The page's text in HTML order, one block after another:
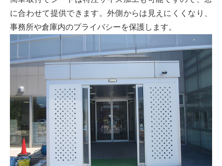
に合わせて提供できます。外側からは見えにくくなり、
事務所や倉庫内のプライバシーを保護します。